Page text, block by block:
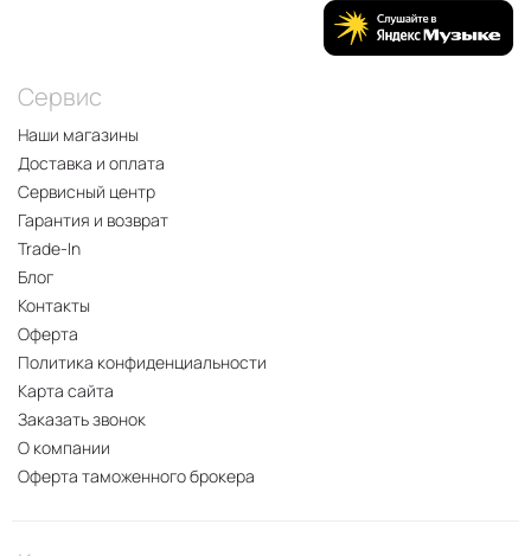
Сервис
Наши магазины
Доставка и оплата
Сервисный центр
Гарантия и возврат
Trade-In
Блог
Контакты
Оферта
Политика конфиденциальности
Карта сайта
Заказать звонок
О компании
Оферта таможенного брокера